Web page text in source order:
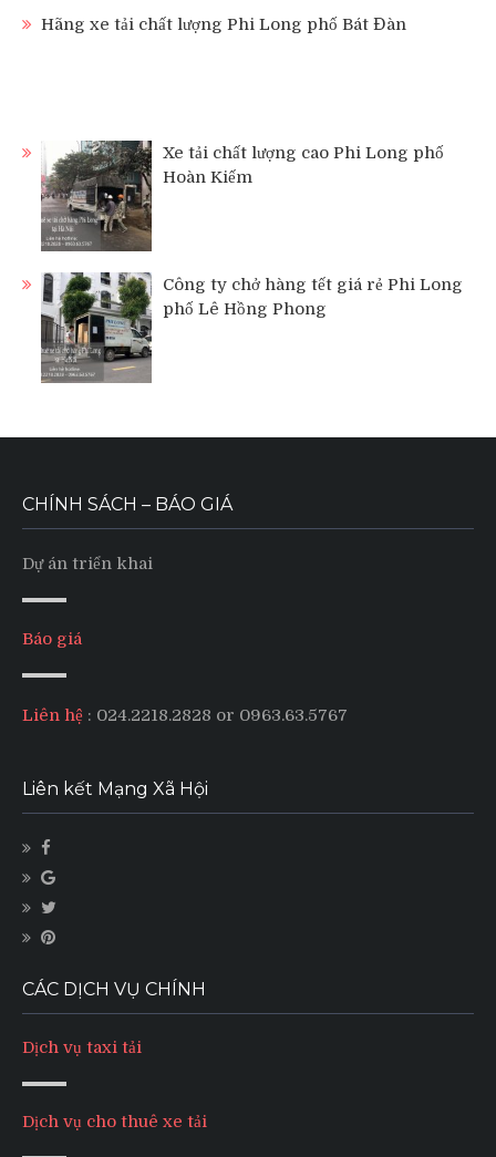
Hãng xe tải chất lượng Phi Long phố Bát Đàn
Xe tải chất lượng cao Phi Long phố
Hoàn Kiếm
Công ty chở hàng tết giá rẻ Phi Long
phố Lê Hồng Phong
CHÍNH SÁCH – BÁO GIÁ
Dự án triển khai
Báo giá
Liên hệ : 024.2218.2828 or 0963.63.5767
Liên kết Mạng Xã Hội
CÁC DỊCH VỤ CHÍNH
Dịch vụ taxi tải
Dịch vụ cho thuê xe tải